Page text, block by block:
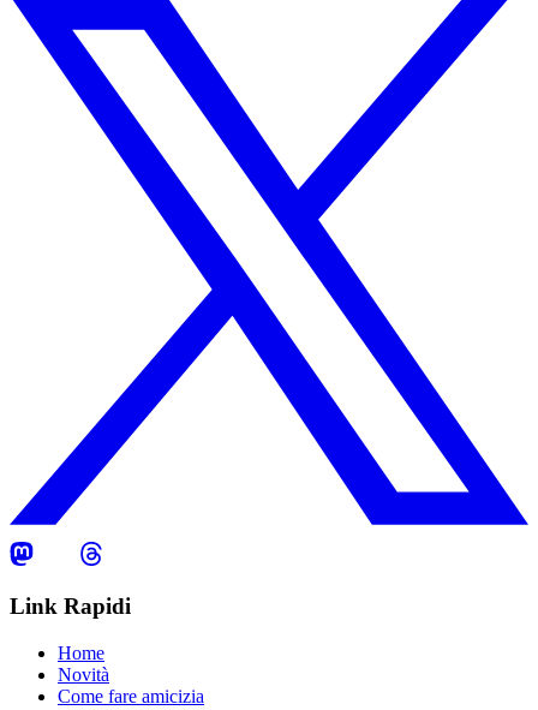
Link Rapidi
Home
Novità
Come fare amicizia